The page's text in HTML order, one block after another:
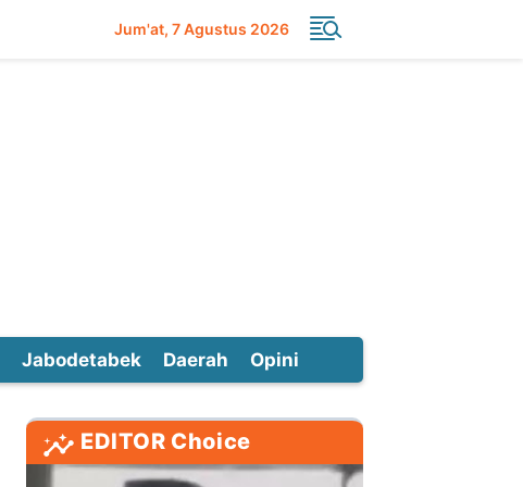
Jum'at 7 Agustus 2026
Jabodetabek Daerah Opini
EDITOR Choice